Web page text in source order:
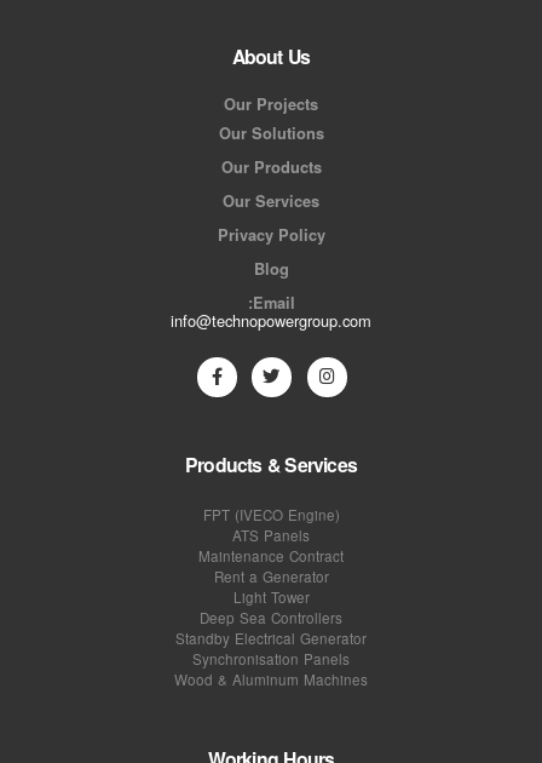
About Us
Our Projects
Our Solutions
Our Products
Our Services
Privacy Policy
Blog
Email:
info@technopowergroup.com
Products & Services
FPT (IVECO Engine)
ATS Panels
Maintenance Contract
Rent a Generator
Light Tower
Deep Sea Controllers
Standby Electrical Generator
Synchronisation Panels
Wood & Aluminum Machines